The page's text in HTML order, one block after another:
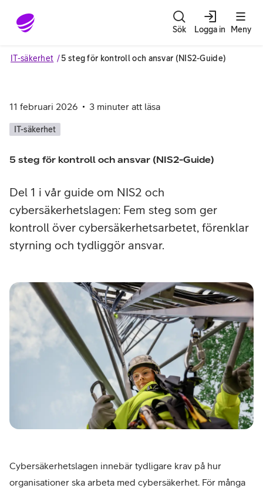
Gå till sidans innehåll
Sök Logga in Meny
IT-säkerhet 5 steg för kontroll och ansvar (NIS2-Guide)
11 februari 2026 3 minuter att läsa
IT-säkerhet
5 steg för kontroll och ansvar (NIS2-Guide)
Del 1 i vår guide om NIS2 och
cybersäkerhetslagen: Fem steg som ger
kontroll över cybersäkerhetsarbetet, förenklar
styrning och tydliggör ansvar.
Cybersäkerhetslagen innebär tydligare krav på hur
organisationer ska arbeta med cybersäkerhet. För många